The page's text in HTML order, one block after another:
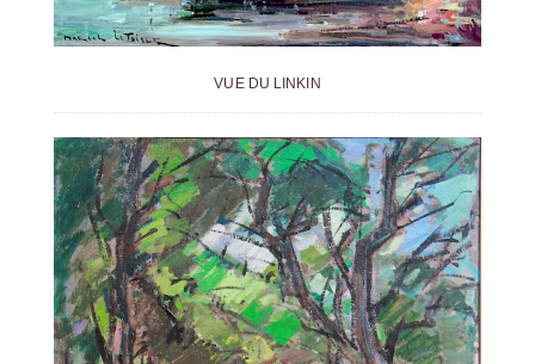
VUE DU LINKIN